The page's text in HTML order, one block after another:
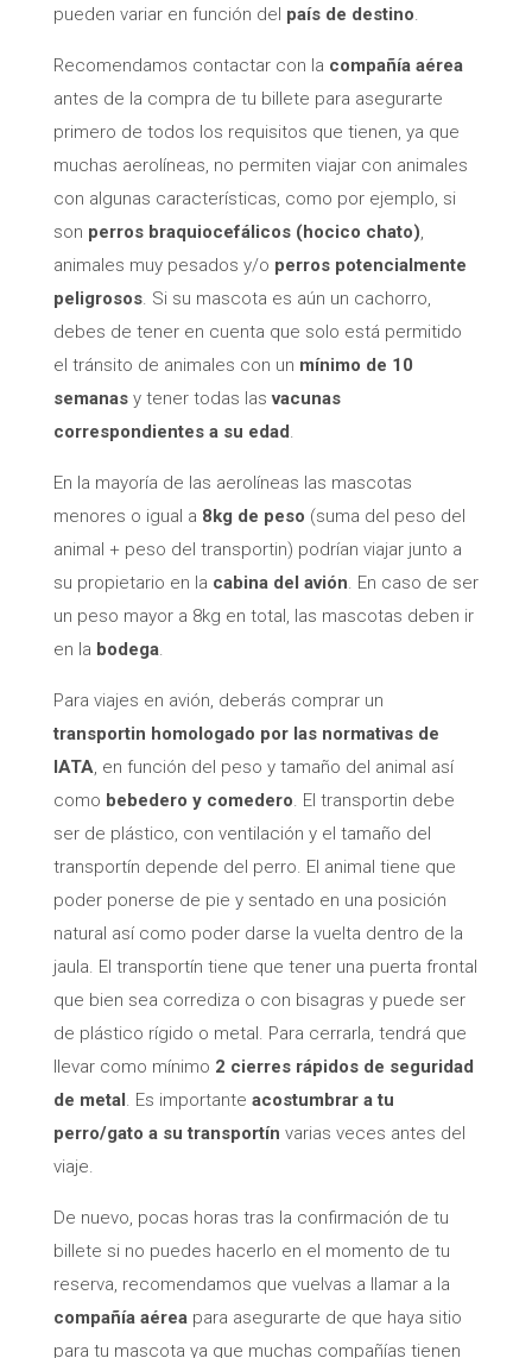
pueden variar en función del país de destino.
Recomendamos contactar con la compañía aérea
antes de la compra de tu billete para asegurarte
primero de todos los requisitos que tienen, ya que
muchas aerolíneas, no permiten viajar con animales
con algunas características, como por ejemplo, si
son perros braquiocefálicos (hocico chato),
animales muy pesados y/o perros potencialmente
peligrosos. Si su mascota es aún un cachorro,
debes de tener en cuenta que solo está permitido
el tránsito de animales con un mínimo de 10
semanasy tener todas lasvacunas
correspondientes a su edad.
En la mayoría de las aerolíneas las mascotas
menores o igual a 8kg de peso (suma del peso del
animal + peso del transportin) podrían viajar junto a
su propietario en la cabina del avión. En caso de ser
un peso mayor a 8kg en total, las mascotas deben ir
en la bodega.
Para viajes en avión, deberás comprar un
transportin homologado por las normativas de
IATA, en función del peso y tamaño del animal así
como bebedero y comedero. El transportin debe
ser de plástico, con ventilación y el tamaño del
transportín depende del perro. El animal tiene que
poder ponerse de pie y sentado en una posición
natural así como poder darse la vuelta dentro de la
jaula. El transportín tiene que tener una puerta frontal
que bien sea corrediza o con bisagras y puede ser
de plástico rígido o metal. Para cerrarla, tendrá que
llevar como mínimo 2 cierres rápidos de seguridad
de metal. Es importante acostumbrar a tu
perro/gato a su transportín varias veces antes del
viaje.
De nuevo, pocas horas tras la confirmación de tu
billete si no puedes hacerlo en el momento de tu
reserva, recomendamos que vuelvas a llamar a la
compañía aéreapara asegurarte de que haya sitio
para tu mascota ya que muchas compañías tienen